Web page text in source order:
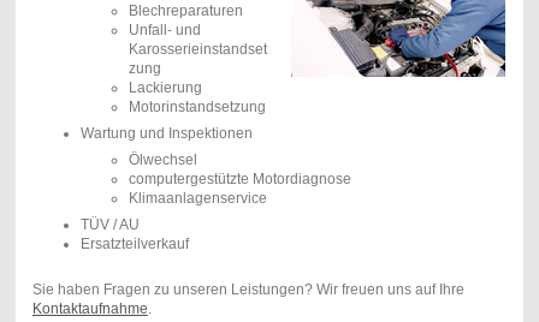
Blechreparaturen
Unfall- und
Karosserieinstandset
zung
Lackierung
Motorinstandsetzung
Wartung und Inspektionen
Ölwechsel
computergestützte Motordiagnose
Klimaanlagenservice
TÜV / AU
Ersatzteilverkauf
Sie haben Fragen zu unseren Leistungen? Wir freuen uns auf Ihre
Kontaktaufnahme